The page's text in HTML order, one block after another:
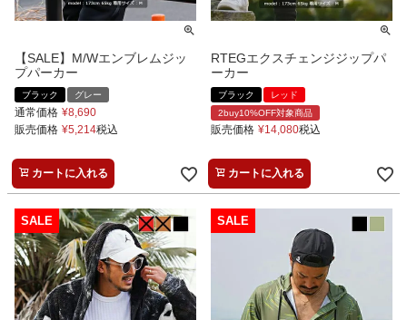
【SALE】M/Wエンブレムジッ
プパーカー
ブラック グレー
通常価格 ¥8,690
販売価格 ¥5,214税込
カートに入れる
RTEGエクスチェンジジップパ
ーカー
ブラック
レッド
2buy10%OFF対象商品
販売価格 ¥14,080税込
カートに入れる